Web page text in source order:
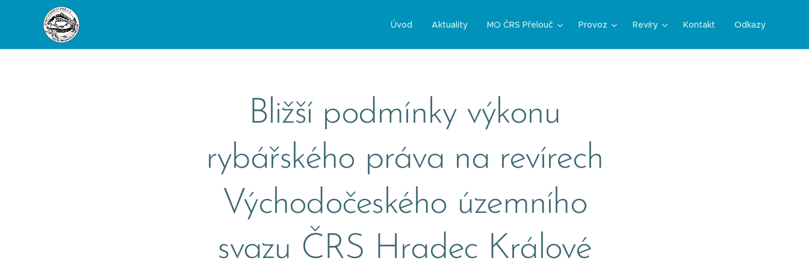
Úvod Aktuality MO ČRS Přelouč Provoz Revíry Kontakt Odkazy
Bližší podmínky výkonu
rybářského práva na revírech
Východočeského územního
svazu ČRS Hradec Králové